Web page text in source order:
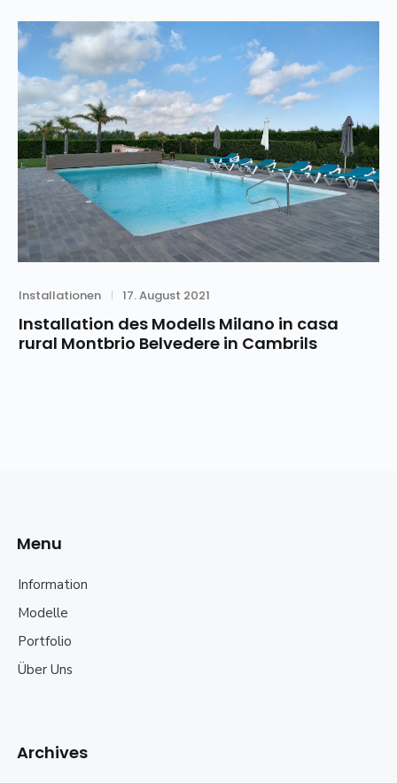
Category
Installationen
Posted
17. August 2021
Installation des Modells Milano in casa
rural Montbrio Belvedere in Cambrils
Menu
Information
Modelle
Portfolio
Über Uns
Archives